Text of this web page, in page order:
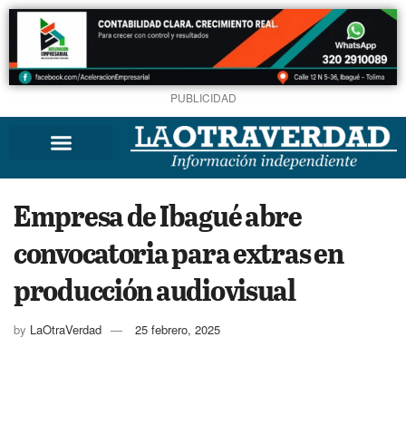
PUBLICIDAD
Empresa de Ibagué abre
convocatoria para extras en
producción audiovisual
by LaOtraVerdad 25 febrero, 2025